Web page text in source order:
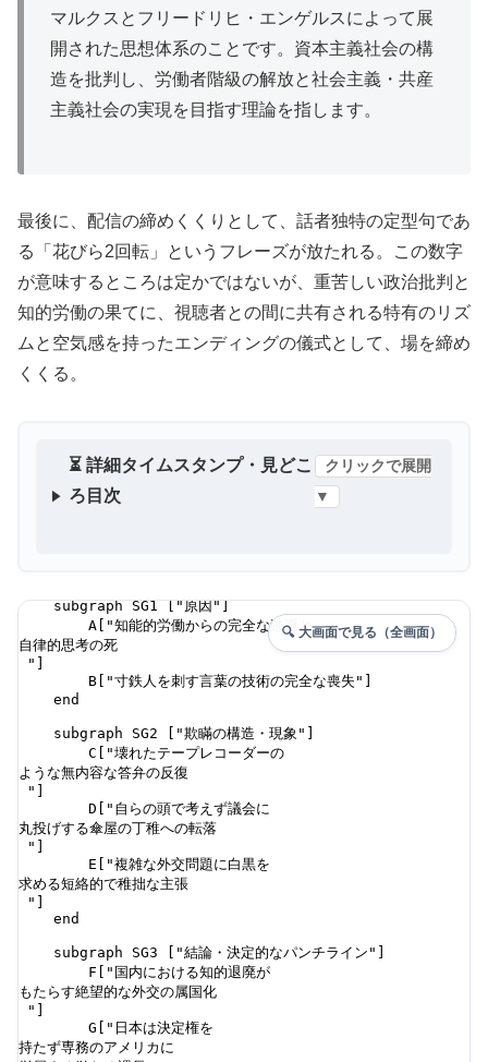
マルクスとフリードリヒ・エンゲルスによって展
開された思想体系のことです。資本主義社会の構
造を批判し、労働者階級の解放と社会主義・共産
主義社会の実現を目指す理論を指します。
最後に、配信の締めくくりとして、話者独特の定型句であ
る「花びら2回転」というフレーズが放たれる。この数字
が意味するところは定かではないが、重苦しい政治批判と
知的労働の果てに、視聴者との間に共有される特有のリズ
ムと空気感を持ったエンディングの儀式として、場を締め
くくる。
⏳ 詳細タイムスタンプ・見どこ
ろ目次
クリックで展開
▼
🔍 大画面で見る（全画面）